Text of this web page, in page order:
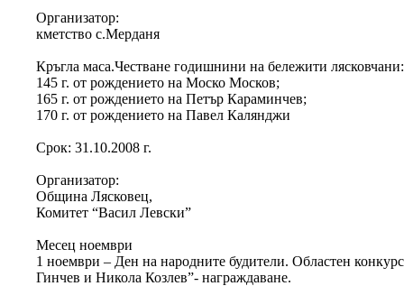
Организатор:
кметство с.Мерданя
Кръгла маса.Честване годишнини на бележити лясковчани:
145 г. от рождението на Моско Москов;
165 г. от рождението на Петър Караминчев;
170 г. от рождението на Павел Калянджи
Срок: 31.10.2008 г.
Организатор:
Община Лясковец,
Комитет “Васил Левски”
Месец ноември
1 ноември – Ден на народните будители. Областен
Гинчев и Никола Козлев”- награждаване.